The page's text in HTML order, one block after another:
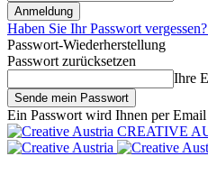
Haben Sie Ihr Passwort
Passwort-Wiederherstellung
Passwort zurücksetzen
Ihre
Ein Passwort wird Ihnen per
CREATIVE